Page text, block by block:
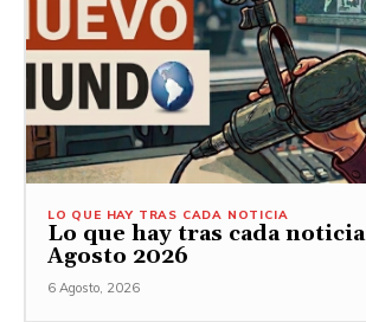
LO QUE HAY TRAS CADA NOTICIA
Lo que hay tras cada
Agosto 2026
6 Agosto, 2026